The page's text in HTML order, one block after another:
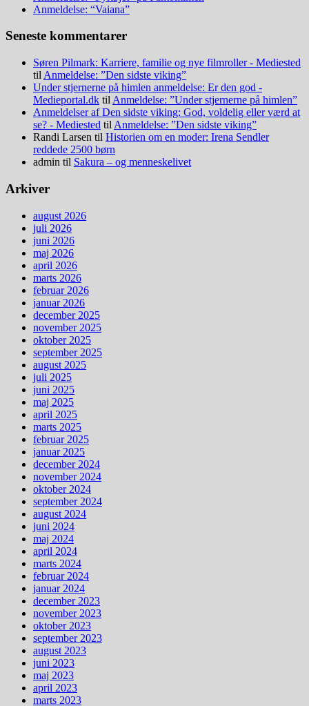
Anmeldelse: “Vaiana”
Seneste kommentarer
Søren Pilmark: Karriere, familie og nye filmroller - Mediested
til Anmeldelse: ”Den sidste viking”
Under stjernerne på himlen anmeldelse: Er den god -
Medieportal.dk til Anmeldelse: ”Under stjernerne på himlen”
Anmeldelser af Den sidste viking: God, voldelig eller værd at
se? - Mediested til Anmeldelse: ”Den sidste viking”
Randi Larsen til Historien om en moder: Irena Sendler
reddede 2500 børn
admin til Sakura – og menneskelivet
Arkiver
august 2026
juli 2026
juni 2026
maj 2026
april 2026
marts 2026
februar 2026
januar 2026
december 2025
november 2025
oktober 2025
september 2025
august 2025
juli 2025
juni 2025
maj 2025
april 2025
marts 2025
februar 2025
januar 2025
december 2024
november 2024
oktober 2024
september 2024
august 2024
juni 2024
maj 2024
april 2024
marts 2024
februar 2024
januar 2024
december 2023
november 2023
oktober 2023
september 2023
august 2023
juni 2023
maj 2023
april 2023
marts 2023